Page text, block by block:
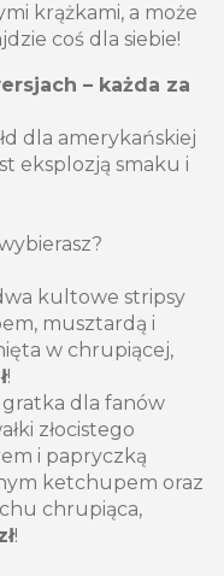
krążkami, a może
coś dla siebie!
– każda za
dla amerykańskiej
eksplozją smaku i
kultowe stripsy
musztardą i
w chrupiącej,
!
gratka dla fanów
złocistego
i papryczką
ketchupem oraz
chrupiąca,
!